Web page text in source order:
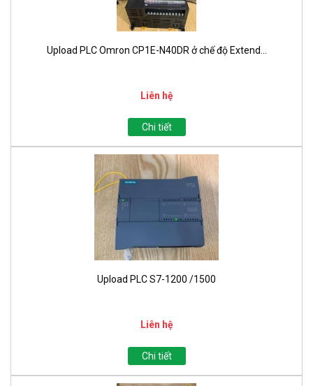
Upload PLC Omron CP1E-N40DR ở chế độ Extend...
Liên hệ
Chi tiết
Upload PLC S7-1200 /1500
Liên hệ
Chi tiết